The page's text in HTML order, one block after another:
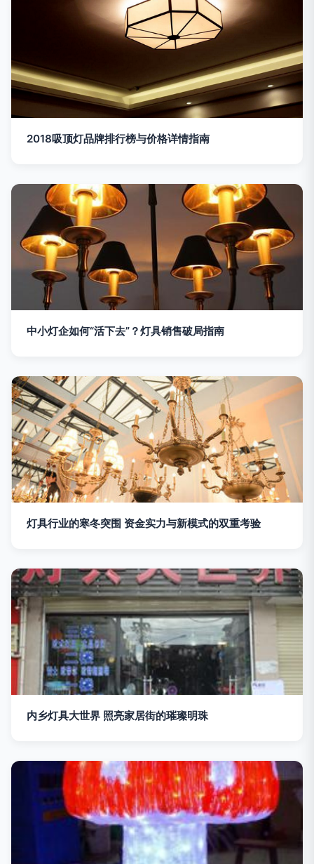
2018吸顶灯品牌排行榜与价格详情指南
中小灯企如何“活下去”？灯具销售破局指南
灯具行业的寒冬突围 资金实力与新模式的双重考验
内乡灯具大世界 照亮家居街的璀璨明珠